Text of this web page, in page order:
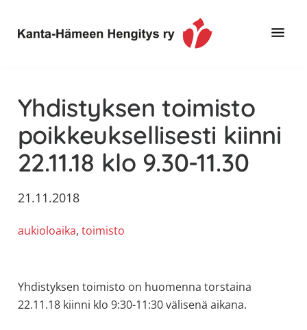
pääsisältöön
ensisijaiseen
alatunnisteeseen
Hämeen
Hengitys
ry
tietoa,
erityisesti
jos
sinua
astma,
muut
sisäilma
tai
Yhdistyksen toimisto
poikkeuksellisesti kiinni
22.11.18 klo 9.30-11.30
21.11.2018
aukioloaika, toimisto
Yhdistyksen toimisto on huomenna torstaina
22.11.18 kiinni klo 9:30-11:30 välisenä aikana.